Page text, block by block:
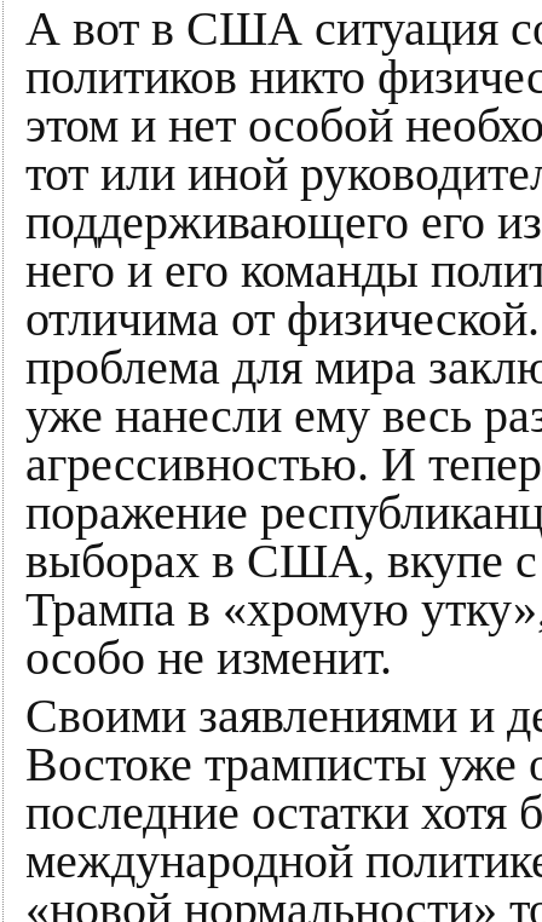
А вот в США ситуация
политиков никто
этом и нет особой
тот или иной
поддерживающего его
него и его команды
отличима от
проблема для мира
уже нанесли ему весь
агрессивностью. И
поражение
выборах в США, вкупе с
Трампа в «хромую
особо не изменит.
Своими заявлениями и
Востоке трамписты уже
последние остатки хотя
международной
«новой нормальности»